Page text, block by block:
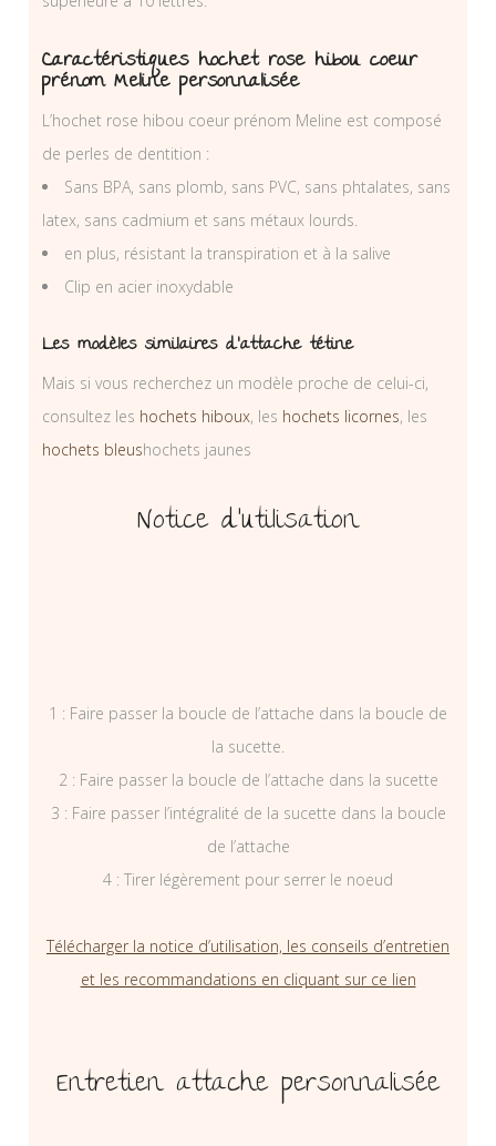
Caractéristiques hochet rose hibou coeur
prénom Meline personnalisée
L’hochet rose hibou coeur prénom Meline est composé
de perles de dentition :
Sans BPA, sans plomb, sans PVC, sans phtalates, sans
latex, sans cadmium et sans métaux lourds.
en plus, résistant la transpiration et à la salive
Clip en acier inoxydable
Les modèles similaires d’attache tétine
Mais si vous recherchez un modèle proche de celui-ci,
consultez les hochets hiboux, les hochets licornes, les
hochets bleushochets jaunes
Notice d’utilisation
1 : Faire passer la boucle de l’attache dans la boucle de
la sucette.
2 : Faire passer la boucle de l’attache dans la sucette
3 : Faire passer l’intégralité de la sucette dans la boucle
de l’attache
4 : Tirer légèrement pour serrer le noeud
Télécharger la notice d’utilisation, les conseils d’entretien
et les recommandations en cliquant sur ce lien
Entretien attache personnalisée